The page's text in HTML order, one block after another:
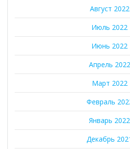
Август 2022
Июль 2022
Июнь 2022
Апрель 2022
Март 2022
Февраль
Январь 2022
Декабрь